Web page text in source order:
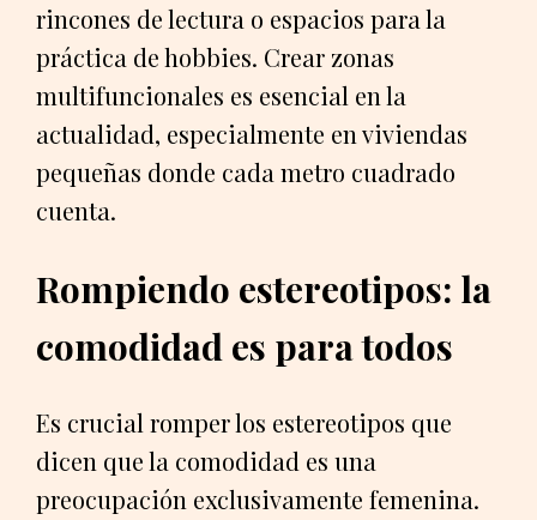
rincones de lectura o espacios para la
práctica de hobbies. Crear zonas
multifuncionales es esencial en la
actualidad, especialmente en viviendas
pequeñas donde cada metro cuadrado
cuenta.
Rompiendo estereotipos: la
comodidad es para todos
Es crucial romper los estereotipos que
dicen que la comodidad es una
preocupación exclusivamente femenina.